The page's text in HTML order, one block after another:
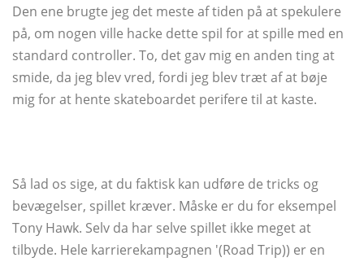
Den ene brugte jeg det meste af tiden på at spekulere
på, om nogen ville hacke dette spil for at spille med en
standard controller. To, det gav mig en anden ting at
smide, da jeg blev vred, fordi jeg blev træt af at bøje
mig for at hente skateboardet perifere til at kaste.
Så lad os sige, at du faktisk kan udføre de tricks og
bevægelser, spillet kræver. Måske er du for eksempel
Tony Hawk. Selv da har selve spillet ikke meget at
tilbyde. Hele karrierekampagnen '(Road Trip)) er en